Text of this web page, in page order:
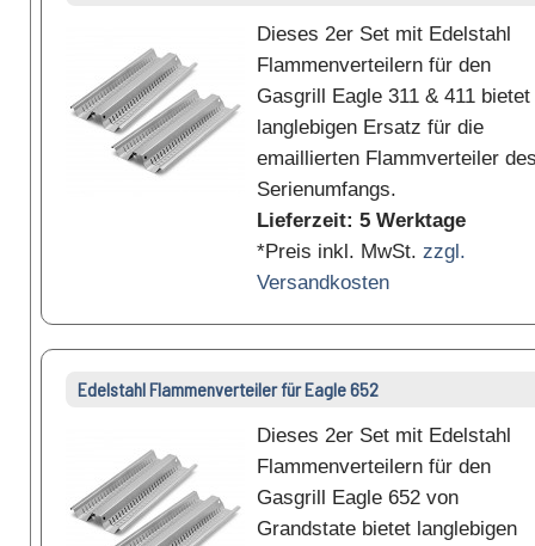
Dieses 2er Set mit Edelstahl
Flammenverteilern für den
Gasgrill Eagle 311 & 411 bietet
langlebigen Ersatz für die
emaillierten Flammverteiler
Serienumfangs.
Lieferzeit: 5 Werktage
*Preis inkl. MwSt. zzgl.
Versandkosten
Edelstahl Flammenverteiler für Eagle 652
Dieses 2er Set mit Edelstahl
Flammenverteilern für den
Gasgrill Eagle 652 von
Grandstate bietet langlebigen